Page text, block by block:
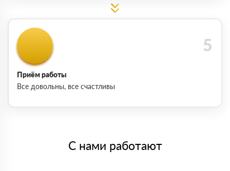
Приём работы
Все довольны, все счастливы
С нами работают